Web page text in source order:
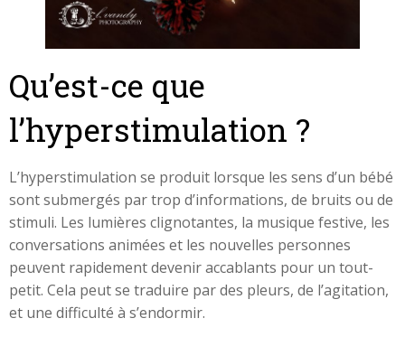
Qu’est-ce que
l’hyperstimulation ?
L’hyperstimulation se produit lorsque les sens d’un bébé
sont submergés par trop d’informations, de bruits ou de
stimuli. Les lumières clignotantes, la musique festive, les
conversations animées et les nouvelles personnes
peuvent rapidement devenir accablants pour un tout-
petit. Cela peut se traduire par des pleurs, de l’agitation,
et une difficulté à s’endormir.